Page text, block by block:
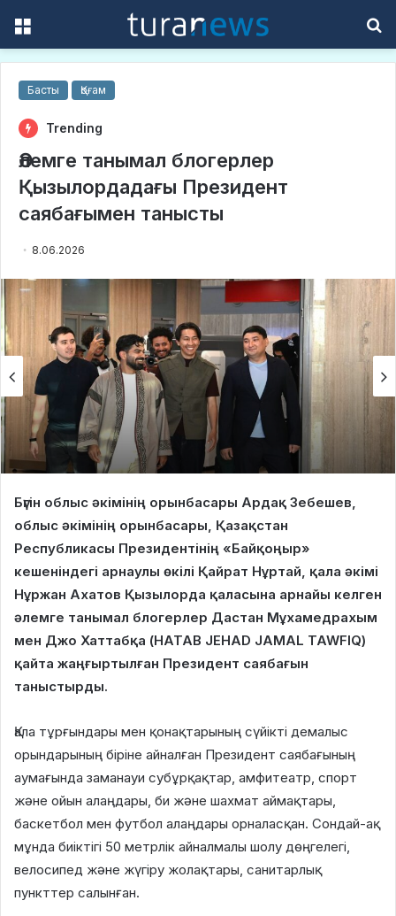
Басты Қоғам
Trending
Әлемге танымал блогерлер
Қызылордадағы Президент
саябағымен танысты
8.06.2026
Бүгін облыс әкімінің орынбасары Ардақ Зебешев,
облыс әкімінің орынбасары, Қазақстан
Республикасы Президентінің «Байқоңыр»
кешеніндегі арнаулы өкілі Қайрат Нұртай, қала әкімі
Нұржан Ахатов Қызылорда қаласына арнайы келген
әлемге танымал блогерлер Дастан Мұхамедрахым
мен Джо Хаттабқа (HATAB JEHAD JAMAL TAWFIQ)
қайта жаңғыртылған Президент саябағын
таныстырды.
Қала тұрғындары мен қонақтарының сүйікті демалыс
орындарының біріне айналған Президент саябағының
аумағында заманауи субұрқақтар, амфитеатр, спорт
және ойын алаңдары, би және шахмат аймақтары,
баскетбол мен футбол алаңдары орналасқан. Сондай-ақ
мұнда биіктігі 50 метрлік айналмалы шолу дөңгелегі,
велосипед және жүгіру жолақтары, санитарлық
пункттер салынған.